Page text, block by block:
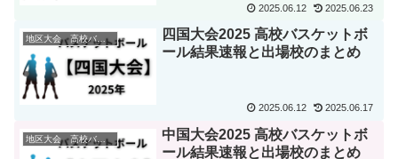
2025.06.12 2025.06.23
地区大会 高校バスケ
四国大会2025 高校バスケットボ
ール結果速報と出場校のまとめ
2025.06.12 2025.06.17
地区大会 高校バスケ
中国大会2025 高校バスケットボ
ール結果速報と出場校のまとめ